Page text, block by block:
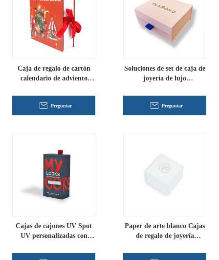
Caja de regalo de cartón
calendario de adviento
Preguntar
Soluciones de set de caja de
joyería de lujo
Preguntar
Cajas de cajones UV Spot
UV personalizadas con
cinta
Paper de arte blanco Cajas
de regalo de joyería